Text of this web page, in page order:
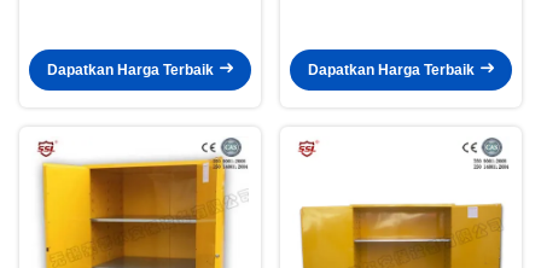
Dapatkan Harga Terbaik Dapatkan Harga Terbaik